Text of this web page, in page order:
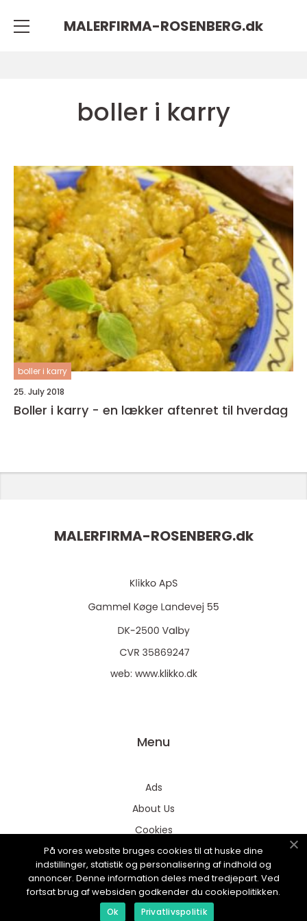
MALERFIRMA-ROSENBERG.dk
boller i karry
boller i karry
25. July 2018
Boller i karry - en lækker aftenret til hverdag
MALERFIRMA-ROSENBERG.dk
web: www.klikko.dk
Menu
Ads
About Us
Cookies
Contact
Sitemap
På vores website bruges cookies til at huske dine
indstillinger, statistik og personalisering af indhold og
annoncer. Denne information deles med tredjepart. Ved
fortsat brug af websiden godkender du cookiepolitikken.
Ok Privatlivspolitik